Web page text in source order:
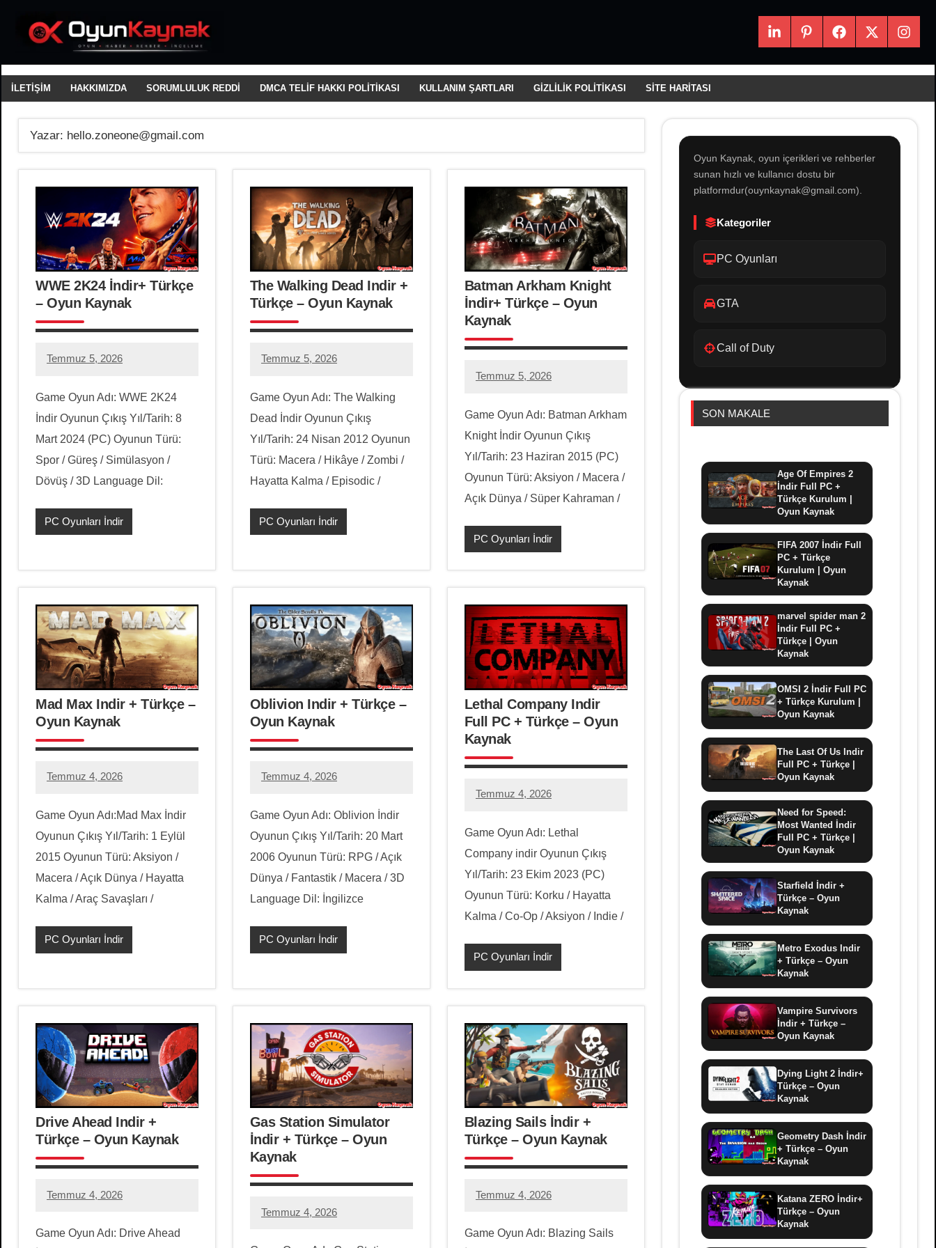
Kaynak
Oyunları
Tamamen
Şekilde
Ücretsiz
İndirin
LinkedInPintrestFacebook
X
İLETİŞİM HAKKIMIZDA SORUMLULUK REDDİ DMCA TELİF HAKKI POLİTİKASI KULLANIM ŞARTLARI GİZLİLİK POLİTİKASI SITE HARITASI
Yazar: hello.zoneone@gmail.com
WWE 2K24 İndir+ Türkçe
– Oyun Kaynak
Temmuz 5, 2026
hello.zoneone@gmail.com
1
Game Oyun Adı: WWE 2K24
İndir Oyunun Çıkış Yıl/Tarih: 8
Mart 2024 (PC) Oyunun Türü:
Spor / Güreş / Simülasyon /
Dövüş / 3D Language Dil:
PC Oyunları İndir
The Walking Dead Indir +
Türkçe – Oyun Kaynak
Temmuz 5, 2026
hello.zoneone@gmail.com
1
Game Oyun Adı: The Walking
Dead İndir Oyunun Çıkış
Yıl/Tarih: 24 Nisan 2012 Oyunun
Türü: Macera / Hikâye / Zombi /
Hayatta Kalma / Episodic /
PC Oyunları İndir
Batman Arkham Knight
İndir+ Türkçe – Oyun
Kaynak
Temmuz 5, 2026
hello.zoneone@gmail.com
4
Game Oyun Adı: Batman Arkham
Knight İndir Oyunun Çıkış
Yıl/Tarih: 23 Haziran 2015 (PC)
Oyunun Türü: Aksiyon / Macera /
Açık Dünya / Süper Kahraman /
PC Oyunları İndir
Mad Max Indir + Türkçe –
Oyun Kaynak
Temmuz 4, 2026
hello.zoneone@gmail.com
Yorum
Game Oyun Adı:Mad Max İndir
Oyunun Çıkış Yıl/Tarih: 1 Eylül
2015 Oyunun Türü: Aksiyon /
Macera / Açık Dünya / Hayatta
Kalma / Araç Savaşları /
PC Oyunları İndir
Oblivion Indir + Türkçe –
Oyun Kaynak
Temmuz 4, 2026
hello.zoneone@gmail.com
3
Game Oyun Adı: Oblivion İndir
Oyunun Çıkış Yıl/Tarih: 20 Mart
2006 Oyunun Türü: RPG / Açık
Dünya / Fantastik / Macera / 3D
Language Dil: İngilizce
PC Oyunları İndir
Lethal Company Indir
Full PC + Türkçe – Oyun
Kaynak
Temmuz 4, 2026
hello.zoneone@gmail.com
1
Game Oyun Adı: Lethal
Company indir Oyunun Çıkış
Yıl/Tarih: 23 Ekim 2023 (PC)
Oyunun Türü: Korku / Hayatta
Kalma / Co-Op / Aksiyon / Indie /
PC Oyunları İndir
Drive Ahead Indir +
Türkçe – Oyun Kaynak
Temmuz 4, 2026
hello.zoneone@gmail.com
1
Game Oyun Adı: Drive Ahead
Gas Station Simulator
İndir + Türkçe – Oyun
Kaynak
Temmuz 4, 2026
hello.zoneone@gmail.com
4
Blazing Sails İndir +
Türkçe – Oyun Kaynak
Temmuz 4, 2026
hello.zoneone@gmail.com
1
Game Oyun Adı: Blazing Sails
Oyun Kaynak, oyun içerikleri ve rehberler
sunan hızlı ve kullanıcı dostu bir
platformdur(ouynkaynak@gmail.com).
Kategoriler
PC Oyunları
GTA
Call of Duty
SON MAKALE
Age Of Empires 2
İndir Full PC +
Türkçe Kurulum |
Oyun Kaynak
FIFA 2007 İndir Full
PC + Türkçe
Kurulum | Oyun
Kaynak
marvel spider man 2
İndir Full PC +
Türkçe | Oyun
Kaynak
OMSI 2 İndir Full PC
+ Türkçe Kurulum |
Oyun Kaynak
The Last Of Us Indir
Full PC + Türkçe |
Oyun Kaynak
Need for Speed:
Most Wanted İndir
Full PC + Türkçe |
Oyun Kaynak
Starfield İndir +
Türkçe – Oyun
Kaynak
Metro Exodus Indir
+ Türkçe – Oyun
Kaynak
Vampire Survivors
İndir + Türkçe –
Oyun Kaynak
Dying Light 2 İndir+
Türkçe – Oyun
Kaynak
Geometry Dash İndir
+ Türkçe – Oyun
Kaynak
Katana ZERO İndir+
Türkçe – Oyun
Kaynak